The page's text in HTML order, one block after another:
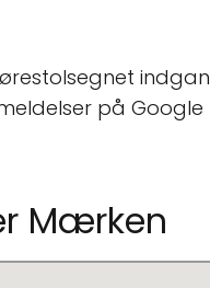
på Google
Mærken